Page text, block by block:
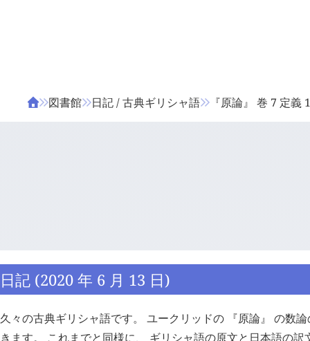
図書館 日記 / 古典ギリシャ語 『原論』 巻 7 定義
日記 (2020 年 6 月 13 日)
久々の古典ギリシャ語です。 ユークリッドの 『原論』 の数
きます。 これまでと同様に、 ギリシャ語の原文と日本語の